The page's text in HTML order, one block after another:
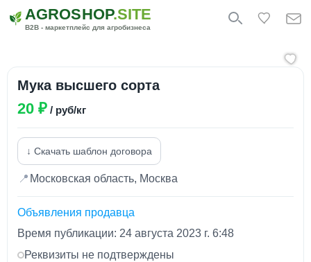
AGROSHOP.SITE
B2B - маркетплейс для агробизнеса
Мука высшего сорта
20 ₽ / руб/кг
↓ Скачать шаблон договора
📍 Московская область, Москва
Объявления продавца
Время публикации: 24 августа 2023 г. 6:48
Реквизиты не подтверждены